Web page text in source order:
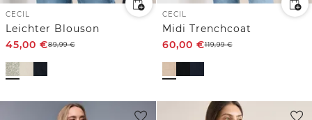
CECIL
Leichter Blouson
45,00 €89,99€
CECIL
Midi Trenchcoat
60,00 €119,99€